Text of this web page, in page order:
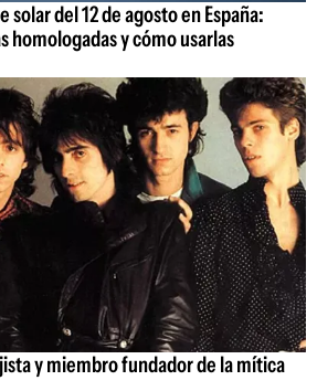
solar del 12 de agosto en España:
homologadas y cómo usarlas
y miembro fundador de la mítica